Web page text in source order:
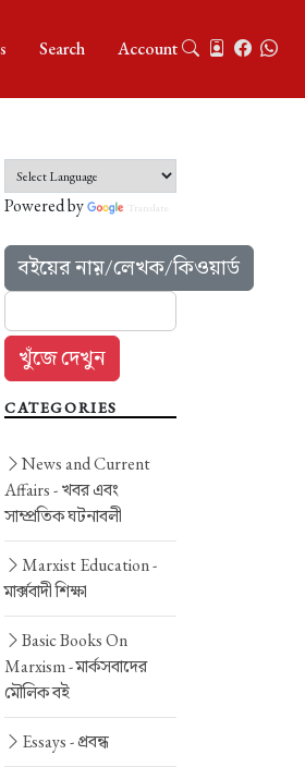
Search Account
Powered by Translate
বইয়ের নাম়/লেখক/কিওয়ার্ড
CATEGORIES
News and Current
Affairs -খবর এবং
সাম্প্রতিক ঘটনাবলী
Marxist Education -
মার্ক্সবাদী শিক্ষা
Basic Books On
Marxism -মার্কসবাদের
মৌলিক বই
Essays -প্রবন্ধ